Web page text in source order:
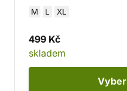
M L XL
499 Kč
skladem
Vyber